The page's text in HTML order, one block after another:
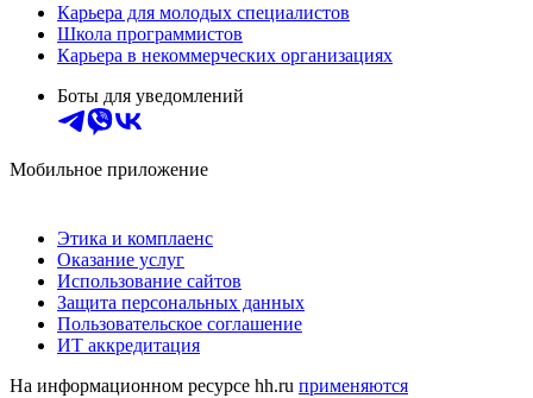
Карьера для молодых специалистов
Школа программистов
Карьера в некоммерческих организациях
Боты для уведомлений
Мобильное приложение
Этика и комплаенс
Оказание услуг
Использование сайтов
Защита персональных данных
Пользовательское соглашение
ИТ аккредитация
На информационном ресурсе hh.ru применяются